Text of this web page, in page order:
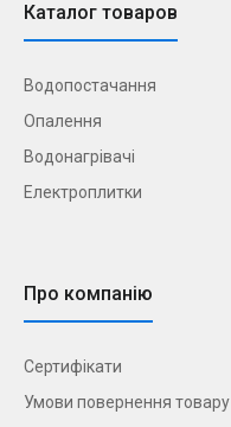
Каталог товаров
Водопостачання
Опалення
Водонагрівачі
Електроплитки
Про компанію
Сертифікати
Умови повернення товару